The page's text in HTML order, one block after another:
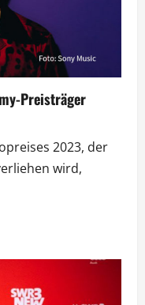
Preisträger
2023, der
wird,